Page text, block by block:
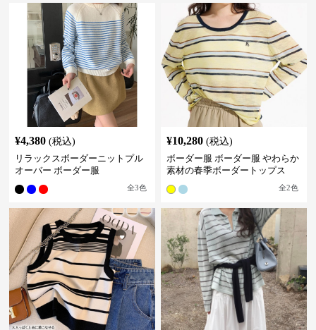
¥4,380 (税込)
リラックスボーダーニットプル
オーバー ボーダー服
全3色
¥10,280 (税込)
ボーダー服 ボーダー服 やわらか
素材の春季ボーダートップス
全2色